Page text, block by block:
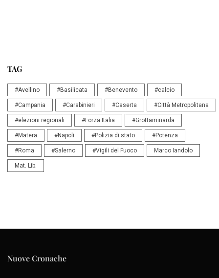
TAG
#Avellino #Basilicata #Benevento #calcio
#Campania #Carabinieri #Caserta #Città Metropolitana
#elezioni regionali #Forza Italia #Grottaminarda
#Matera #Napoli #Polizia di stato #Potenza
#Roma #Salerno #Vigili del Fuoco Marco Iandolo
Mat. Lib.
Nuove Cronache